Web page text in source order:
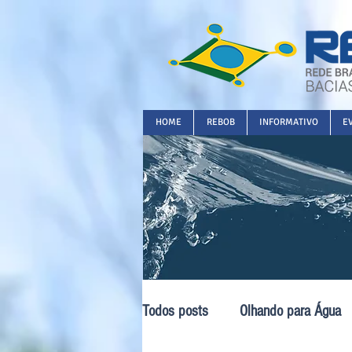
HOME REBOB INFORMATIVO
Todos posts Olhando para Água